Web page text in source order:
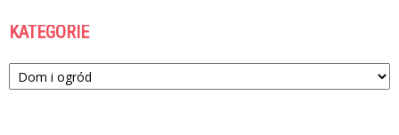
KATEGORIE
Kategorie